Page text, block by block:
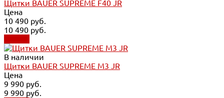
Щитки BAUER SUPREME F40 JR
Цена
10 490 руб.
10 490 руб.
В наличии
Щитки BAUER SUPREME M3 JR
Цена
9 990 руб.
9 990 руб.